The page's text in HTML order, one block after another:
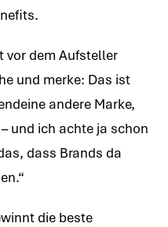
vor dem Aufsteller
und merke: Das ist
andere Marke,
und ich achte ja schon
dass Brands da
die beste